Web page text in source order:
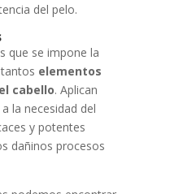
del pelo.
que se impone la
elementos
cabello. Aplican
la necesidad del
y potentes
dañinos procesos